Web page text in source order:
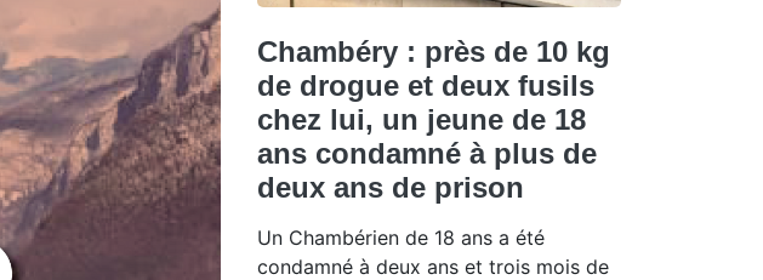
Chambéry : près de 10 kg
de drogue et deux fusils
chez lui, un jeune de 18
ans condamné à plus de
deux ans de prison
Un Chambérien de 18 ans a été
condamné à deux ans et trois mois de